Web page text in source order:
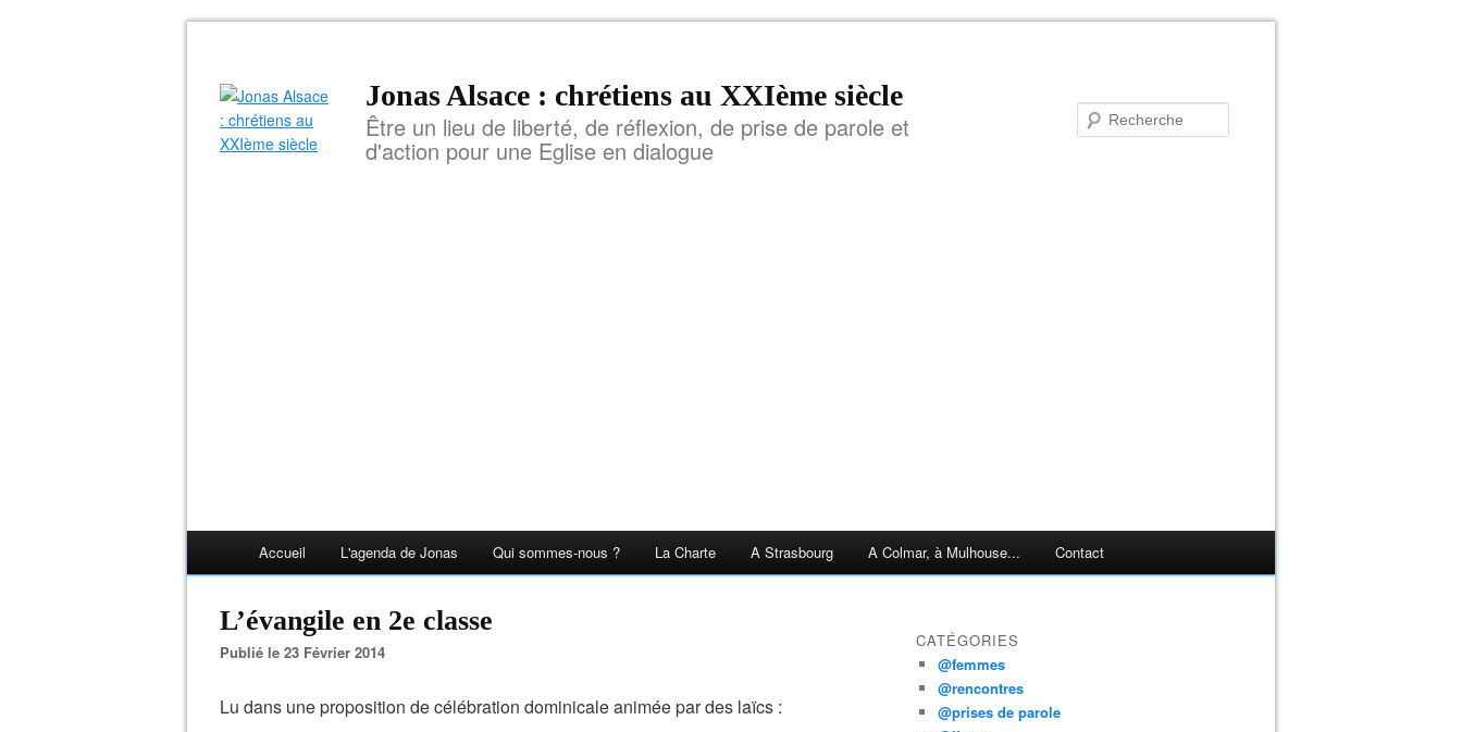
Jonas Alsace : chrétiens au XXIème siècle
Être un lieu de liberté, de réflexion, de prise de parole et
d'action pour une Eglise en dialogue
Accueil L'agenda de Jonas Qui sommes-nous ? La Charte A Strasbourg A Colmar, à Mulhouse... Contact
L’évangile en 2e classe
Publié le 23 Février 2014
Lu dans une proposition de célébration dominicale animée par des laïcs :
CATÉGORIES
@femmes
@rencontres
@prises de parole